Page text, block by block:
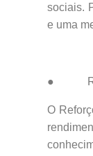
sociais.
e uma
●
O